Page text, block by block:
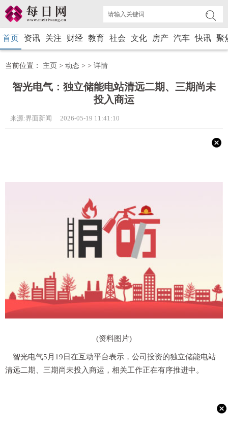
首页 资讯 关注 财经 教育 社会 文化 房产 汽车 快讯 聚
当前位置： 主页 > 动态 > > 详情
智光电气：独立储能电站清远二期、三期尚未
投入商运
来源:界面新闻 2026-05-19 11:41:10
(资料图片)
智光电气5月19日在互动平台表示，公司投资的独立储能电站
清远二期、三期尚未投入商运，相关工作正在有序推进中。